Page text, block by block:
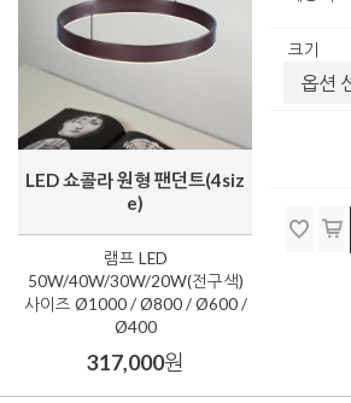
LED 쇼콜라 원형 팬던트(4siz
e)
램프 LED
50W/40W/30W/20W(전구색)
사이즈 Ø1000 / Ø800 / Ø600 /
Ø400
317,000원
크기